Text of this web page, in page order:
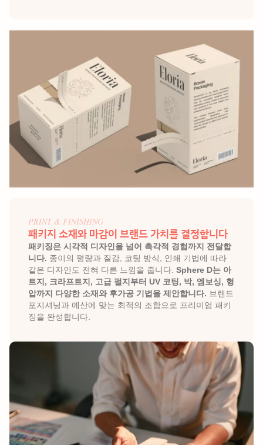
PRINT & FINISHING
패키지 소재와 마감이 브랜드 가치를 결정합니다
패키징은 시각적 디자인을 넘어 촉각적 경험까지 전달합
니다. 종이의 평량과 질감, 코팅 방식, 인쇄 기법에 따라
같은 디자인도 전혀 다른 느낌을 줍니다. Sphere D는 아
트지, 크라프트지, 고급 펄지부터 UV 코팅, 박, 엠보싱, 형
압까지 다양한 소재와 후가공 기법을 제안합니다. 브랜드
포지셔닝과 예산에 맞는 최적의 조합으로 프리미엄 패키
징을 완성합니다.